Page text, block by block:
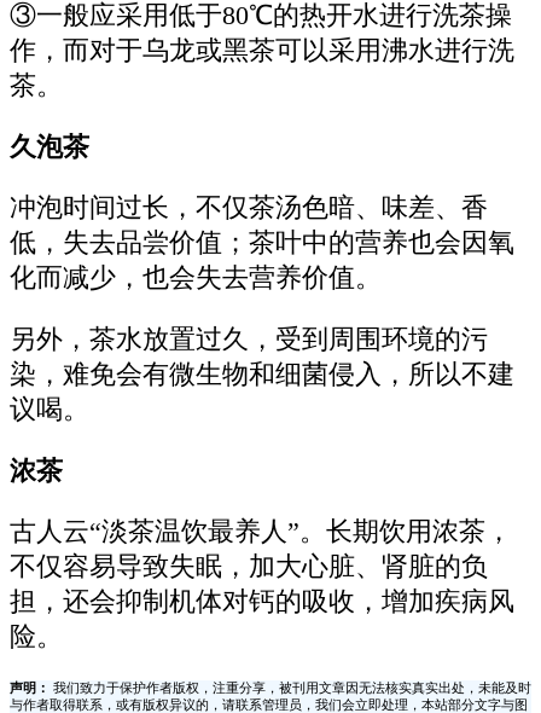
③一般应采用低于80℃的热开水进行洗茶操
作，而对于乌龙或黑茶可以采用沸水进行洗
茶。
久泡茶
冲泡时间过长，不仅茶汤色暗、味差、香
低，失去品尝价值；茶叶中的营养也会因氧
化而减少，也会失去营养价值。
另外，茶水放置过久，受到周围环境的污
染，难免会有微生物和细菌侵入，所以不建
议喝。
浓茶
古人云“淡茶温饮最养人”。长期饮用浓茶，
不仅容易导致失眠，加大心脏、肾脏的负
担，还会抑制机体对钙的吸收，增加疾病风
险。
声明：
我们致力于保护作者版权，注重分享，被刊用文章因无法核实真实出处，未能及时
与作者取得联系，或有版权异议的，请联系管理员，我们会立即处理，本站部分文字与图